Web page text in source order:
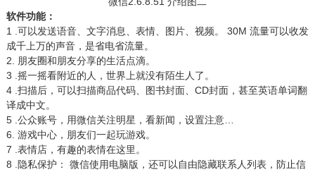
软件功能：
1 .可以发送语音、文字消息、表情、图片、视频。 30M 流量可以收发
成千上万的声音，是省电省流量。
2. 朋友圈和朋友分享的生活点滴。
3 .摇一摇看附近的人，世界上就没有陌生人了。
4 .扫描后，可以扫描商品代码、图书封面、CD封面，甚至英语单词翻
译成中文。
5 .公众账号，用微信关注明星，看新闻，设置注意…
6. 游戏中心，朋友们一起玩游戏。
7 .表情店，有趣的表情在这里。
8 .隐私保护： 微信使用电脑版，还可以自由隐藏联系人列表，防止信